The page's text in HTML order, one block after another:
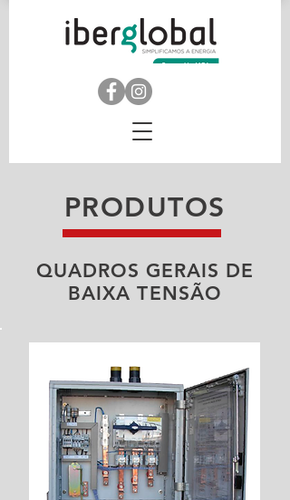
PRODUTOS
QUADROS GERAIS DE
BAIXA TENSÃO